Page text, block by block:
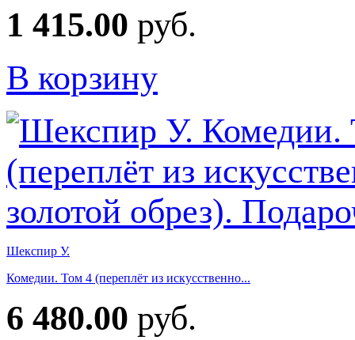
1 415.00 руб.
В корзину
Шекспир У.
Комедии. Том 4 (переплёт из искусственно...
6 480.00 руб.